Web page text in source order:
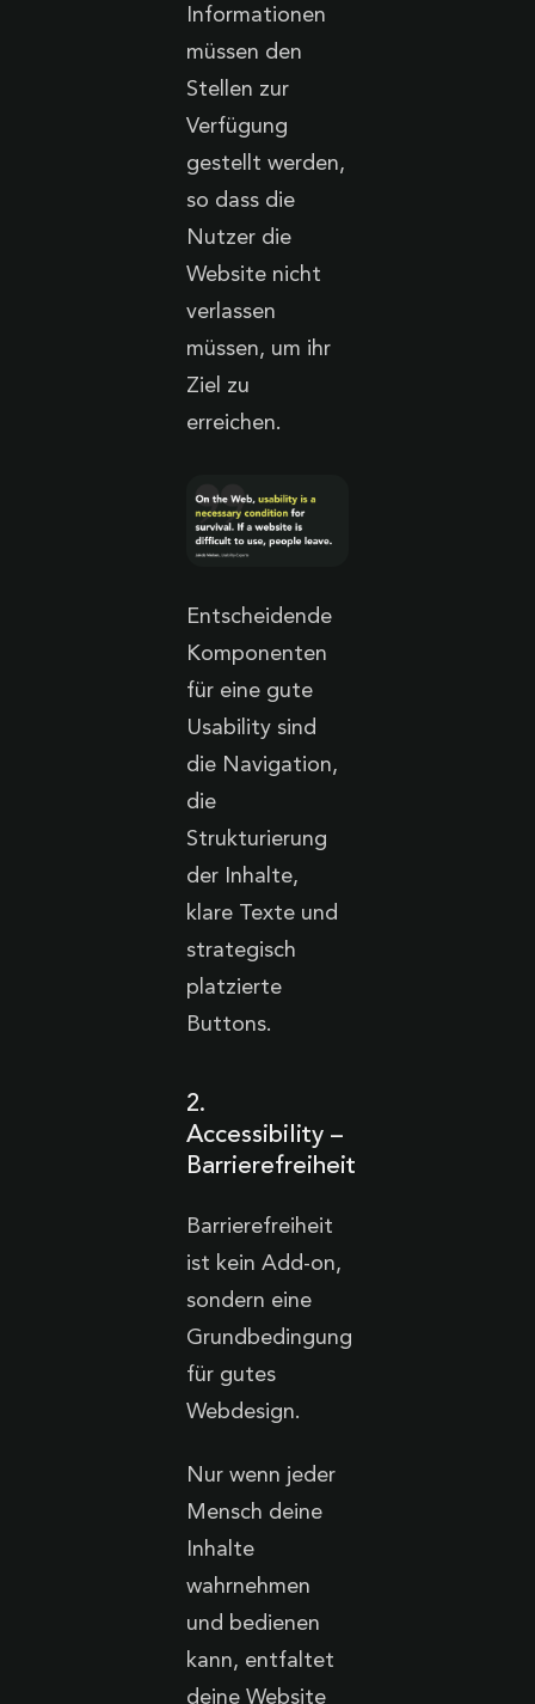
Informationen
müssen den
Stellen zur
Verfügung
gestellt werden,
so dass die
Nutzer die
Website nicht
verlassen
müssen, um ihr
Ziel zu
erreichen.
Entscheidende
Komponenten
für eine gute
Usability sind
die Navigation,
die
Strukturierung
der Inhalte,
klare Texte und
strategisch
platzierte
Buttons.
2.
Accessibility –
Barrierefreiheit
Barrierefreiheit
ist kein Add-on,
sondern eine
Grundbedingung
für gutes
Webdesign.
Nur wenn jeder
Mensch deine
Inhalte
wahrnehmen
und bedienen
kann, entfaltet
deine Website